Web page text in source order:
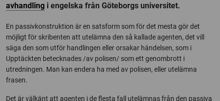
avhandling i engelska från Göteborgs universitet.
En passivkonstruktion är en satsform som för det mesta gör det
möjligt för skribenten att utelämna den så kallade agenten, det vill
säga den som utför handlingen eller orsakar händelsen, som i
Upptäckten betecknades /av polisen/ som ett genombrott i
utredningen. Man kan endera ha med av polisen, eller utelämna
frasen.
Det är välkänt att agenten i de flesta fall utelämnas från den passiva